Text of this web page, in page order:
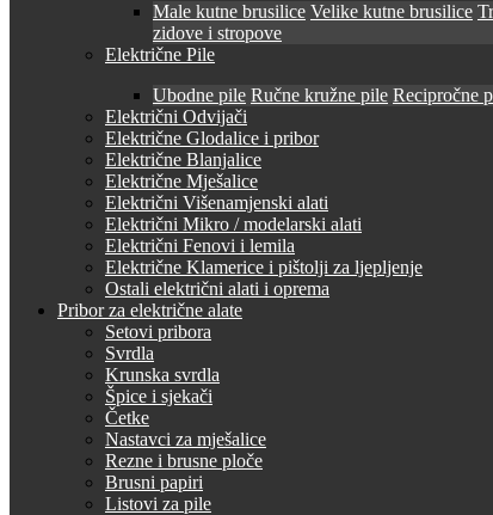
Male kutne brusilice Velike kutne brusilice
zidove i stropove
Električne Pile
Ubodne pile Ručne kružne pile Recipročne
Električni Odvijači
Električne Glodalice i pribor
Električne Blanjalice
Električne Mješalice
Električni Višenamjenski alati
Električni Mikro / modelarski alati
Električni Fenovi i lemila
Električne Klamerice i pištolji za ljepljenje
Ostali električni alati i oprema
Pribor za električne alate
Setovi pribora
Svrdla
Krunska svrdla
Špice i sjekači
Četke
Nastavci za mješalice
Rezne i brusne ploče
Brusni papiri
Listovi za pile